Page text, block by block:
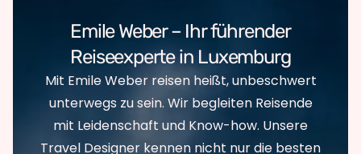
Emile Weber – Ihr führender
Reiseexperte in Luxemburg
Mit Emile Weber reisen heißt, unbeschwert
unterwegs zu sein. Wir begleiten Reisende
mit Leidenschaft und Know-how. Unsere
Travel Designer kennen nicht nur die besten